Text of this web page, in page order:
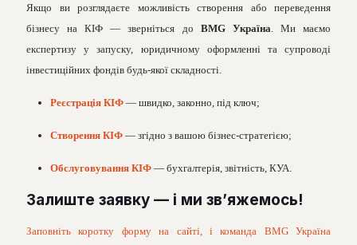
Якщо ви розглядаєте можливість створення або переведення
бізнесу на КІФ — зверніться до BMG Україна. Ми маємо
експертизу у запуску, юридичному оформленні та супроводі
інвестиційних фондів будь-якої складності.
Реєстрація КІФ — швидко, законно, під ключ;
Створення КІФ — згідно з вашою бізнес-стратегією;
Обслуговування КІФ — бухгалтерія, звітність, КУА.
Залиште заявку — і ми зв’яжемось!
Заповніть коротку форму на сайті, і команда BMG Україна